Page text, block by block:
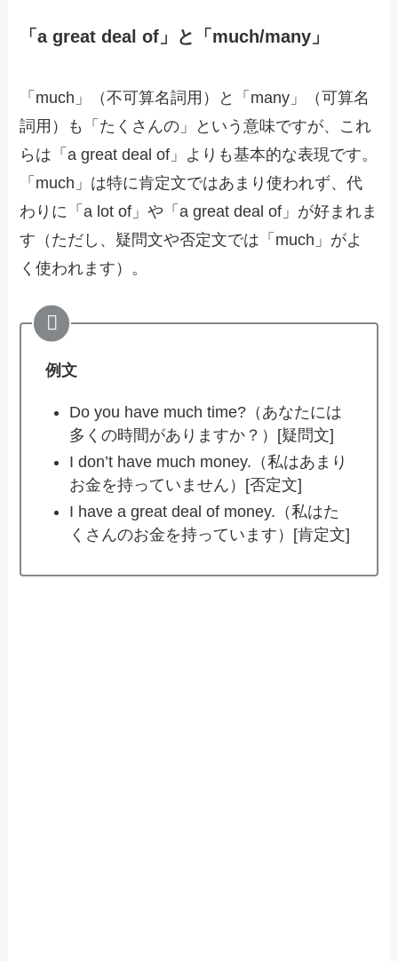
「a great deal of」と「much/many」
「much」（不可算名詞用）と「many」（可算名
詞用）も「たくさんの」という意味ですが、これ
らは「a great deal of」よりも基本的な表現です。
「much」は特に肯定文ではあまり使われず、代
わりに「a lot of」や「a great deal of」が好まれま
す（ただし、疑問文や否定文では「much」がよ
く使われます）。
例文
Do you have much time?（あなたには
多くの時間がありますか？）[疑問文]
I don’t have much money.（私はあまり
お金を持っていません）[否定文]
I have a great deal of money.（私はた
くさんのお金を持っています）[肯定文]